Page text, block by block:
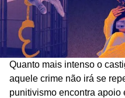
Quanto mais intenso o
aquele crime não irá se
punitivismo encontra apoio